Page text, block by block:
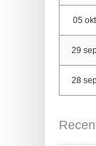
05 okt
29
28